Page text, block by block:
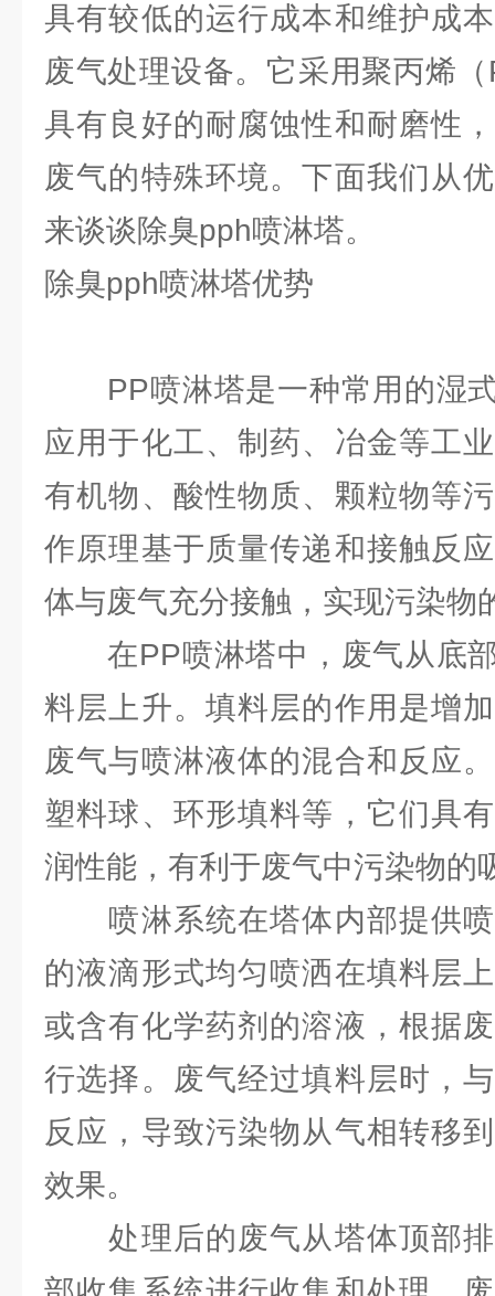
具有较低的运行成本和维护成
废气处理设备。它采用聚丙烯
具有良好的耐腐蚀性和耐磨性
废气的特殊环境。下面我们从
来谈谈除臭pph喷淋塔。
除臭pph喷淋塔优势
PP喷淋塔是一种常用的湿式
应用于化工、制药、冶金等工
有机物、酸性物质、颗粒物等
作原理基于质量传递和接触反
体与废气充分接触，实现污染物
在PP喷淋塔中，废气从底部
料层上升。填料层的作用是增
废气与喷淋液体的混合和反应
塑料球、环形填料等，它们具
润性能，有利于废气中污染物的
喷淋系统在塔体内部提供喷
的液滴形式均匀喷洒在填料层
或含有化学药剂的溶液，根据
行选择。废气经过填料层时，
反应，导致污染物从气相转移
效果。
处理后的废气从塔体顶部排